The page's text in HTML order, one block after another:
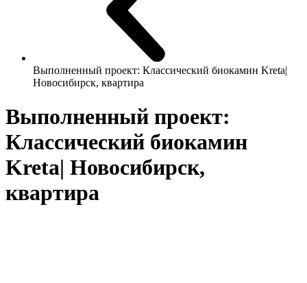
Выполненный проект: Классический биокамин Kreta|
Новосибирск, квартира
Выполненный проект:
Классический биокамин
Kreta| Новосибирск,
квартира